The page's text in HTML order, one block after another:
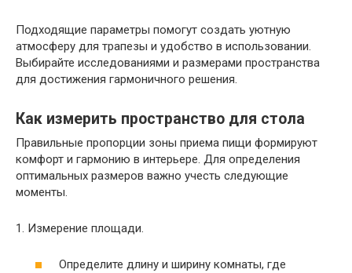
Подходящие параметры помогут создать уютную
атмосферу для трапезы и удобство в использовании.
Выбирайте исследованиями и размерами пространства
для достижения гармоничного решения.
Как измерить пространство для стола
Правильные пропорции зоны приема пищи формируют
комфорт и гармонию в интерьере. Для определения
оптимальных размеров важно учесть следующие
моменты.
1. Измерение площади.
Определите длину и ширину комнаты, где